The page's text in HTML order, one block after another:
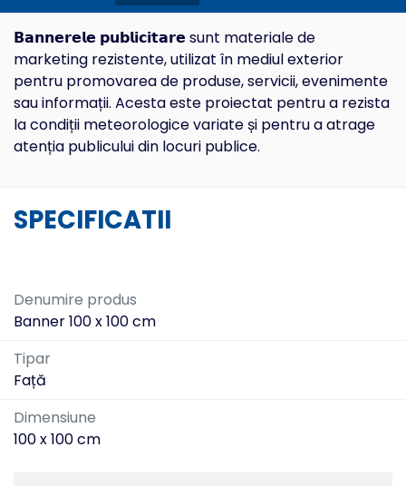
𝗕𝗮𝗻𝗻𝗲𝗿𝗲𝗹𝗲 𝗽𝘂𝗯𝗹𝗶𝗰𝗶𝘁𝗮𝗿𝗲 sunt materiale de
marketing rezistente, utilizat în mediul exterior
pentru promovarea de produse, servicii, evenimente
sau informații. Acesta este proiectat pentru a rezista
la condiții meteorologice variate și pentru a atrage
atenția publicului din locuri publice.
SPECIFICATII
Denumire produs
Banner 100 x 100 cm
Tipar
Față
Dimensiune
100 x 100 cm